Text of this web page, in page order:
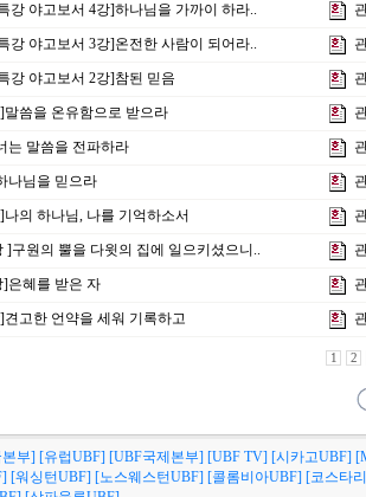
강 야고보서 4강]하나님을 가까이 하라..
강 야고보서 3강]온전한 사람이 되어라..
강 야고보서 2강]참된 믿음
말씀을 온유함으로 받으라
는 말씀을 전파하라
나님을 믿으라
의 하나님, 나를 기억하소서
]구원의 뿔을 다윗의 집에 일으키셨으니..
]은혜를 받은 자
견고한 언약을 세워 기록하고
1 2
부] [유럽UBF] [UBF국제본부] [UBF TV] [시카고UBF]
[워싱턴UBF] [노스웨스턴UBF] [콜롬비아UBF] [코스타